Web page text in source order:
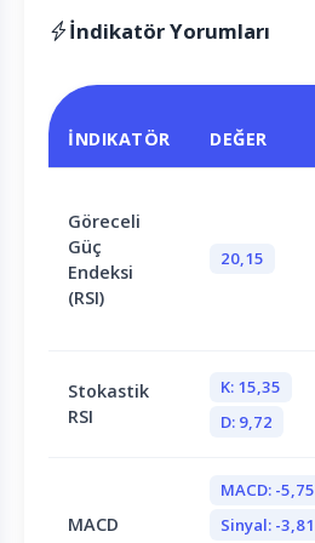
İndikatör Yorumları
İNDIKATÖR DEĞER
Göreceli
Güç
Endeksi
(RSI)
20,15
Stokastik
RSI
K: 15,35
D: 9,72
MACD
MACD: -5,75
Sinyal: -3,81